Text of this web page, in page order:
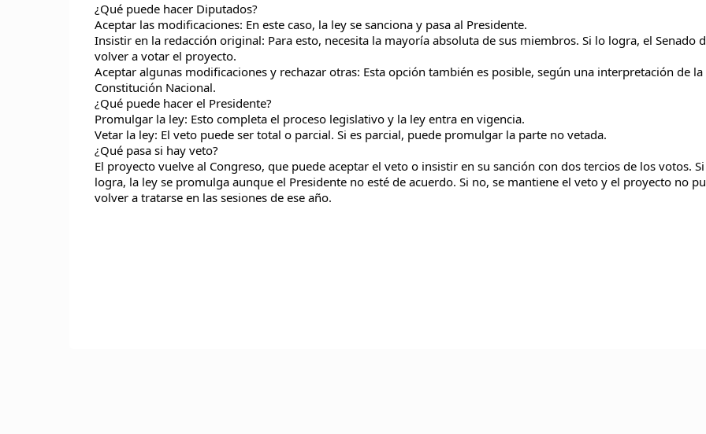
¿Qué puede hacer Diputados?
Aceptar las modificaciones: En este caso, la ley se sanciona y pasa al Presidente.
Insistir en la redacción original: Para esto, necesita la mayoría absoluta de sus miembros. Si lo logra, el Senado
volver a votar el proyecto.
Aceptar algunas modificaciones y rechazar otras: Esta opción también es posible, según una interpretación de la
Constitución Nacional.
¿Qué puede hacer el Presidente?
Promulgar la ley: Esto completa el proceso legislativo y la ley entra en vigencia.
Vetar la ley: El veto puede ser total o parcial. Si es parcial, puede promulgar la parte no vetada.
¿Qué pasa si hay veto?
El proyecto vuelve al Congreso, que puede aceptar el veto o insistir en su sanción con dos tercios de los votos.
logra, la ley se promulga aunque el Presidente no esté de acuerdo. Si no, se mantiene el veto y el proyecto no
volver a tratarse en las sesiones de ese año.